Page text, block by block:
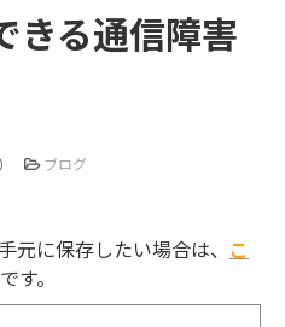
業情報
きる通信障害
）
ブログ
に保存したい場合は、 こ
す。